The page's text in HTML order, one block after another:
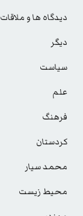
دیدگاه ها و ملاقات
دیگر
سیاست
علم
فرهنگ
کردستان
محمد سیار
محیط زیست